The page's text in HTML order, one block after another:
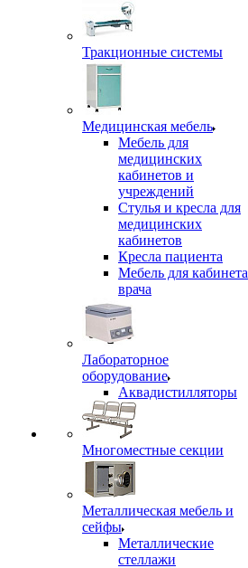
Тракционные системы
Медицинская мебель
Мебель для
медицинских
кабинетов и
учреждений
Стулья и кресла для
медицинских
кабинетов
Кресла пациента
Мебель для кабинета
врача
Лабораторное
оборудование
Аквадистилляторы
Многоместные секции
Металлическая мебель и
сейфы
Металлические
стеллажи